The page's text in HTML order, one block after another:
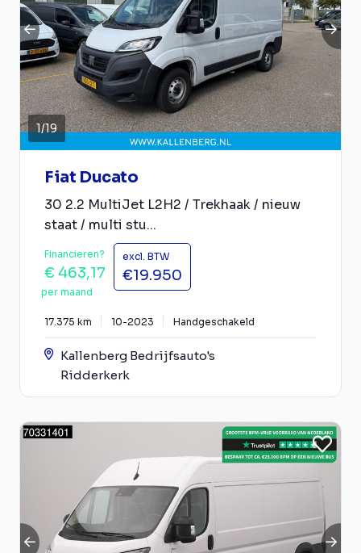
1/19
Fiat Ducato
30 2.2 MultiJet L2H2 / Trekhaak / nieuw
staat / multi stu...
Financieren?
€ 463,17
per maand
excl. BTW
€19.950
17.375 km 10-2023 Handgeschakeld
Kallenberg Bedrijfsauto's
Ridderkerk